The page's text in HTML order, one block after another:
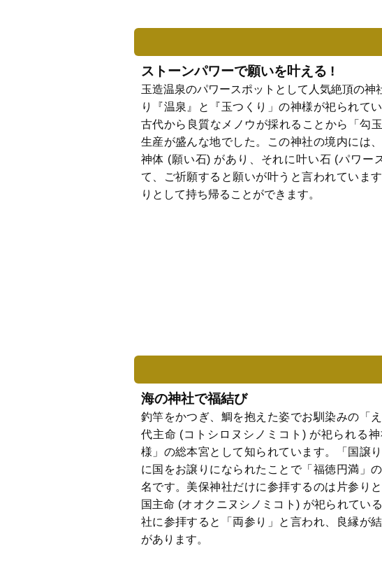
ストーンパワーで願いを叶える !
玉造温泉のパワースポットとして人気絶頂の神
り『温泉』と『玉つくり」の神様が祀られてい
古代から良質なメノウが採れることから「勾
生産が盛んな地でした。この神社の境内には
神体 (願い石) があり、それに叶い石 (パワー
て、ご祈願すると願いが叶うと言われていま
りとして持ち帰ることができます。
海の神社で福結び
釣竿をかつぎ、鯛を抱えた姿でお馴染みの「
代主命 (コトシロヌシノミコト) が祀られる
様」の総本宮として知られています。「国譲
に国をお譲りになられたことで「福徳円満」
名です。美保神社だけに参拝するのは片参り
国主命 (オオクニヌシノミコト) が祀られてい
社に参拝すると「両参り」と言われ、良縁が
があります。